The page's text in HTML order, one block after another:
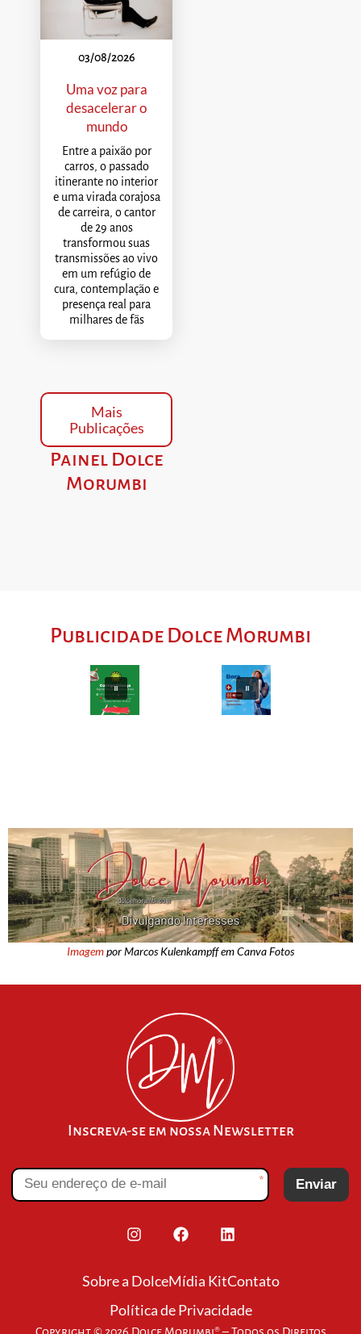
03/08/2026
Uma voz para
desacelerar o
mundo
Entre a paixão por
carros, o passado
itinerante no interior
e uma virada corajosa
de carreira, o cantor
de 29 anos
transformou suas
transmissões ao vivo
em um refúgio de
cura, contemplação e
presença real para
milhares de fãs
Mais
Publicações
Painel Dolce
Morumbi
Publicidade Dolce Morumbi
Imagempor Marcos Kulenkampff em Canva Fotos
Inscreva-se em nossa Newsletter
* Enviar
Sobre a DolceMídia KitContato
Política de Privacidade